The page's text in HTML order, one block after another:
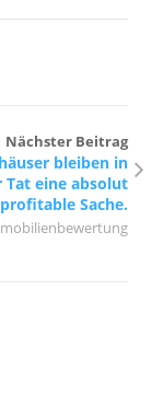
Nächster Beitrag
bleiben in
Tat eine absolut
profitable Sache.